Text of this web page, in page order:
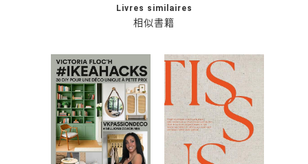
相似書籍
Livres similaires